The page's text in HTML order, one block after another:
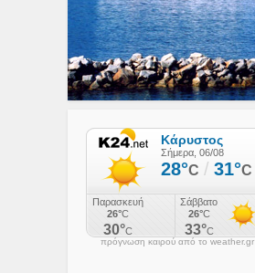
πρόγνωση καιρού από το weather.gr